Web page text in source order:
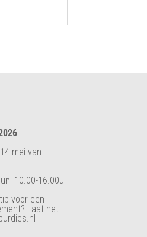
mei van
10.00-16.00u
voor een
Laat het